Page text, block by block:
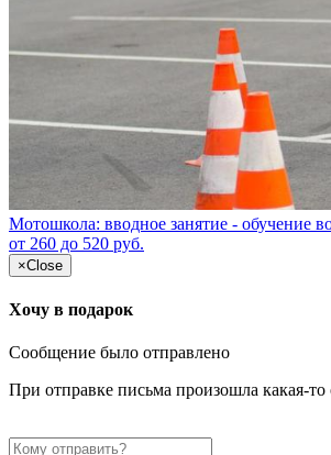
Мотошкола: вводное занятие - обучение
от 260 до 520 руб.
×Close
Хочу в подарок
Сообщение было отправлено
При отправке письма произошла какая-